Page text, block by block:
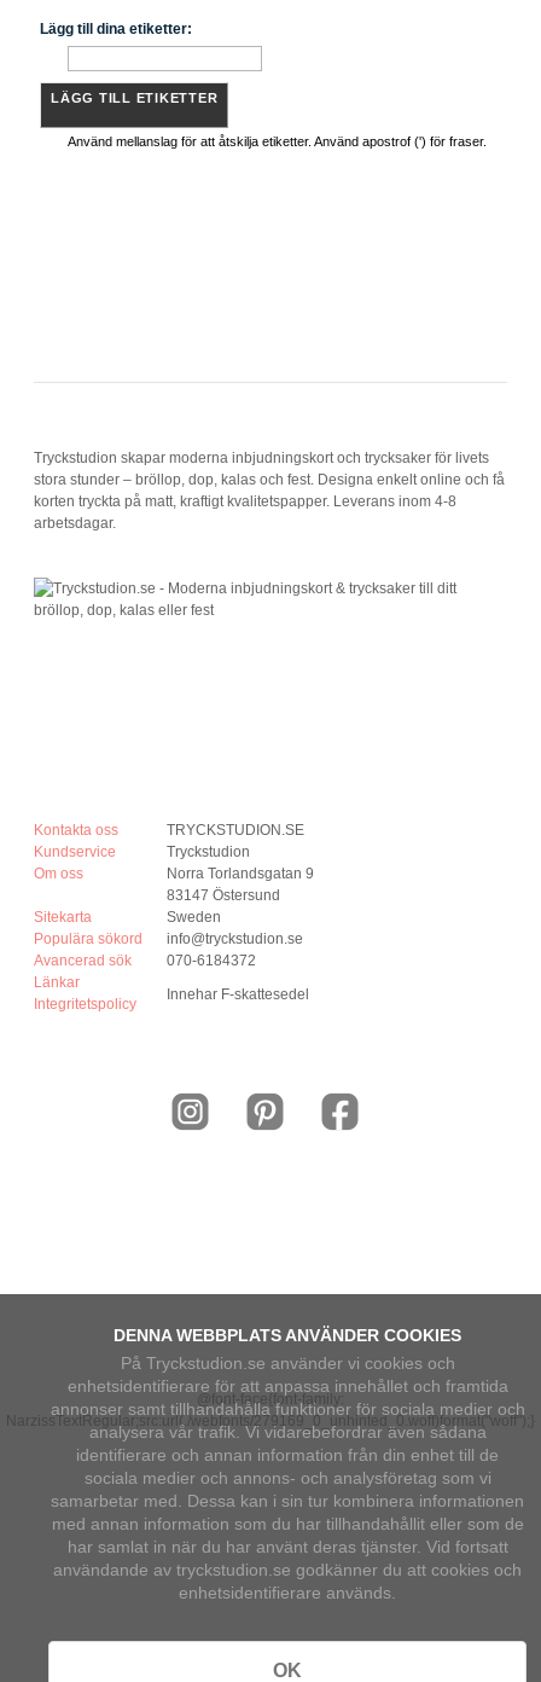
DENNA WEBBPLATS ANVÄNDER COOKIES
På Tryckstudion.se använder vi cookies och
enhetsidentifierare för att anpassa innehållet och framtida
annonser samt tillhandahålla funktioner för sociala medier och
analysera vår trafik. Vi vidarebefordrar även sådana
identifierare och annan information från din enhet till de
sociala medier och annons- och analysföretag som vi
samarbetar med. Dessa kan i sin tur kombinera informationen
med annan information som du har tillhandahållit eller som de
har samlat in när du har använt deras tjänster. Vid fortsatt
användande av tryckstudion.se godkänner du att cookies och
enhetsidentifierare används.
OK
Lägg till dina etiketter:
LÄGG TILL ETIKETTER
Använd mellanslag för att åtskilja etiketter. Använd apostrof (') för fraser.
Tryckstudion skapar moderna inbjudningskort och trycksaker för livets
stora stunder – bröllop, dop, kalas och fest. Designa enkelt online och få
korten tryckta på matt, kraftigt kvalitetspapper. Leverans inom 4-8
arbetsdagar.
Kontakta oss
Kundservice
Om oss
Sitekarta
Populära sökord
Avancerad sök
Länkar
Integritetspolicy
TRYCKSTUDION.SE
Tryckstudion
Norra Torlandsgatan 9
83147 Östersund
Sweden
info@tryckstudion.se
070-6184372
Innehar F-skattesedel
@font-face{font-family:
NarzissTextRegular;src:url(./webfonts/279169_0_unhinted_0.woff)format("woff");